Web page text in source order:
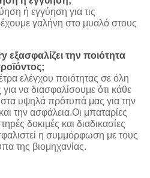
ή εγγύηση για τις
γαλήνη στο μυαλό στους
την ποιότητα
ελέγχου ποιότητας σε όλη
να διασφαλίσουμε ότι κάθε
στα υψηλά πρότυπά μας για την
την ασφάλεια.Οι μπαταρίες
δοκιμές και διαδικασίες
η συμμόρφωση με τους
της βιομηχανίας.